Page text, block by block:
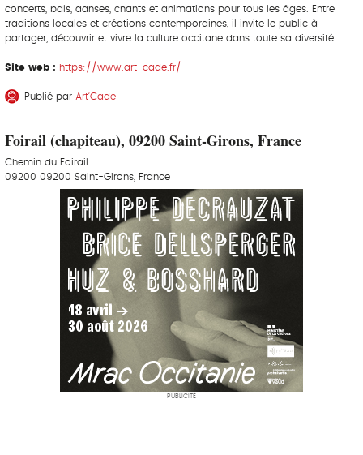
concerts, bals, danses, chants et animations pour tous les âges. Entre
traditions locales et créations contemporaines, il invite le public à
partager, découvrir et vivre la culture occitane dans toute sa diversité.
Site web : https://www.art-cade.fr/
Publié par Art’Cade
Foirail (chapiteau), 09200 Saint-Girons, France
Chemin du Foirail
09200 09200 Saint-Girons, France
PUBLICITÉ